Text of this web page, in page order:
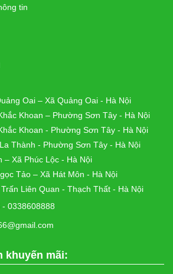
tin
Oai – Xã Quảng Oai - Hà Nội
Khoan – Phường Sơn Tây - Hà Nội
Khoan - Phường Sơn Tây - Hà Nội
Thành - Phường Sơn Tây - Hà Nội
Xã Phúc Lộc - Hà Nội
Tảo – Xã Hát Môn - Hà Nội
Liên Quan - Thạch Thất - Hà Nội
0338608888
khuyến mãi: